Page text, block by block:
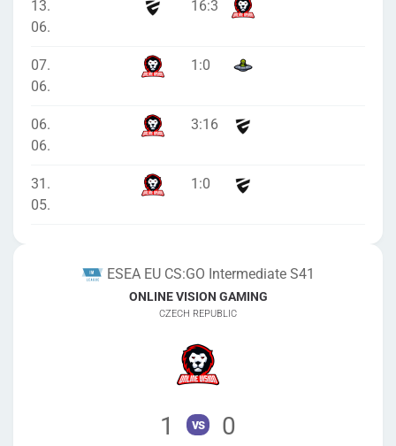
13.
06.
16:3
07.
06.
1 :0
06.
06.
3:16
31.
05.
1 :0
ESEA EU CS:GO Intermediate S41
ONLINE VISION GAMING
CZECH REPUBLIC
1 vs 0